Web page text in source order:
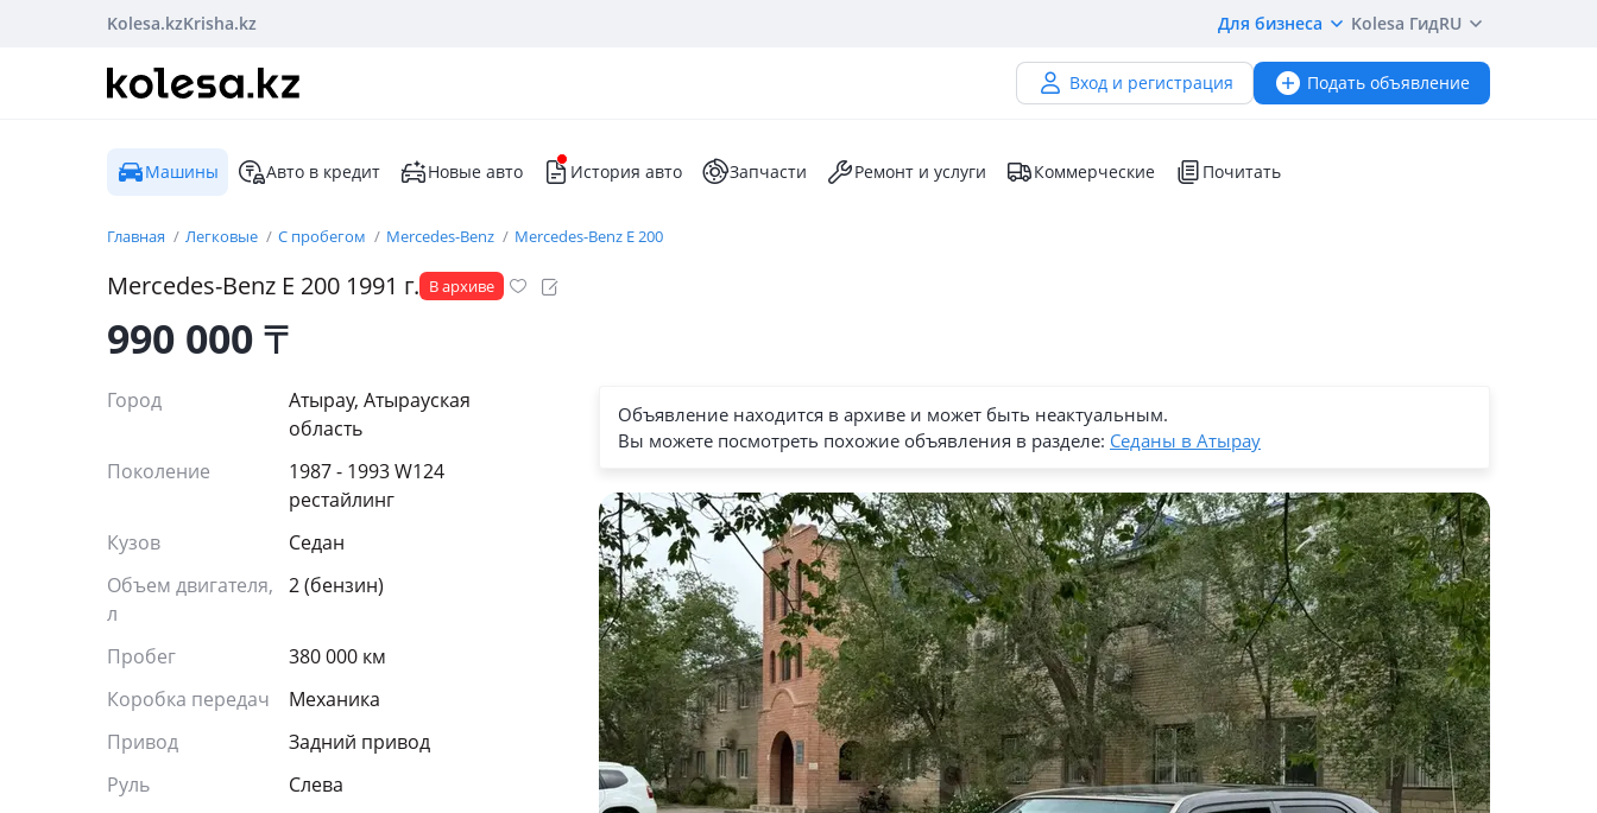
Kolesa.kzKrisha.kz Для бизнеса Kolesa ГидRU
Вход и регистрация Подать объявление
Машины Авто в кредит Новые авто История авто Запчасти Ремонт и услуги Коммерческие Почитать
Главная Легковые С пробегом Mercedes-Benz Mercedes-Benz E 200
Mercedes-Benz E 200 1991 г. В архиве
990 000₸
Город
Атырау, Атырауская
область
Поколение
1987 - 1993 W124
рестайлинг
Кузов
Седан
Объем двигателя,
л
2 (бензин)
Пробег
380 000 км
Коробка передач
Механика
Привод
Задний привод
Руль
Слева
Объявление находится в архиве и может быть неактуальным.
Вы можете посмотреть похожие объявления в разделе: Седаны в Атырау